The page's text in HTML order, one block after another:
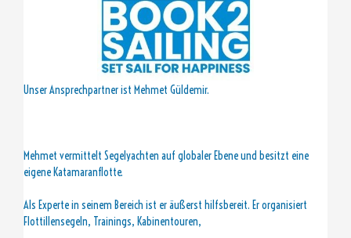
Unser Ansprechpartner ist Mehmet Güldemir.
Mehmet vermittelt Segelyachten auf globaler Ebene und besitzt eine
eigene Katamaranflotte.
Als Experte in seinem Bereich ist er äußerst hilfsbereit. Er organisiert
Flottillensegeln, Trainings, Kabinentouren,